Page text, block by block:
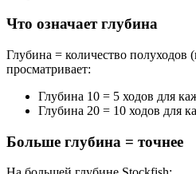
Что означает глубина
Глубина = количество полуходов
просматривает:
Глубина 10 = 5 ходов для
Глубина 20 = 10 ходов для
Больше глубина = точнее